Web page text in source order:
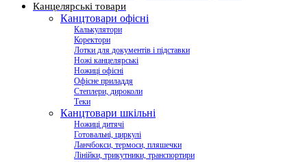
Канцелярські товари
Канцтовари офісні
Калькулятори
Коректори
Лотки для документів і підставки
Ножі канцелярські
Ножиці офісні
Офісне приладдя
Степлери, дироколи
Теки
Канцтовари шкільні
Ножиці дитячі
Готовальні, циркулі
Ланчбокси, термоси, пляшечки
Лінійки, трикутники, транспортири